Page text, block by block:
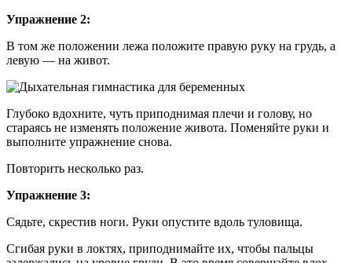
Упражнение 2:
В том же положении лежа положите правую руку на грудь, а
левую — на живот.
Глубоко вдохните, чуть приподнимая плечи и голову, но
стараясь не изменять положение живота. Поменяйте руки и
выполните упражнение снова.
Повторить несколько раз.
Упражнение 3:
Сядьте, скрестив ноги. Руки опустите вдоль туловища.
Сгибая руки в локтях, приподнимайте их, чтобы пальцы